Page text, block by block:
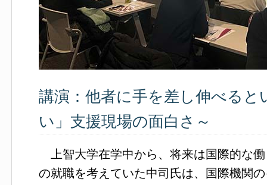
講演：他者に手を差し伸べると
い」支援現場の面白さ～
上智大学在学中から、将来は国際的な
の就職を考えていた中司氏は、国際機関